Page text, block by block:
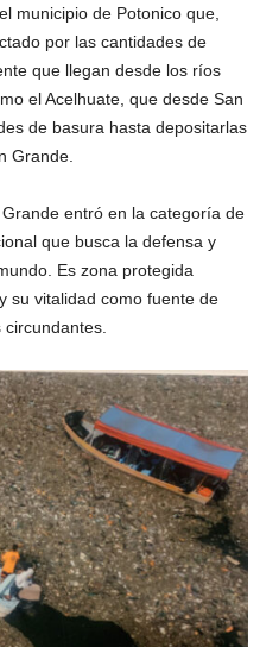
municipio de Potonico que,
por las cantidades de
que llegan desde los ríos
el Acelhuate, que desde San
de basura hasta depositarlas
Grande.
entró en la categoría de
que busca la defensa y
Es zona protegida
su vitalidad como fuente de